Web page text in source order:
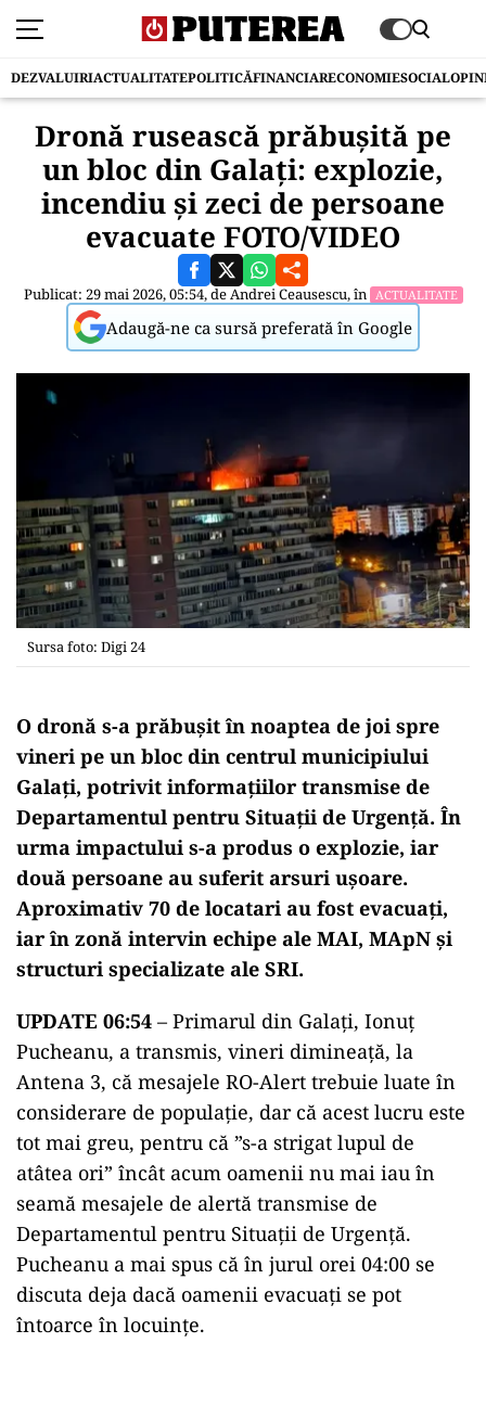
DEZVALUIRIACTUALITATEPOLITICĂFINANCIARECONOMIESOCIAL
Dronă rusească prăbușită pe
un bloc din Galați: explozie,
incendiu și zeci de persoane
evacuate FOTO/VIDEO
Publicat: 29 mai 2026, 05:54, deAndrei Ceausescu, în ACTUALITATE
Adaugă-ne ca sursă preferată în Google
Sursa foto: Digi 24
O dronă s-a prăbușit în noaptea de joi spre
vineri pe un bloc din centrul municipiului
Galați, potrivit informațiilor transmise de
Departamentul pentru Situații de Urgență. În
urma impactului s-a produs o explozie, iar
două persoane au suferit arsuri ușoare.
Aproximativ 70 de locatari au fost evacuați,
iar în zonă intervin echipe ale MAI, MApN și
structuri specializate ale SRI.
UPDATE 06:54 – Primarul din Galați, Ionuț
Pucheanu, a transmis, vineri dimineață, la
Antena 3, că mesajele RO-Alert trebuie luate în
considerare de populație, dar că acest lucru este
tot mai greu, pentru că ”s-a strigat lupul de
atâtea ori” încât acum oamenii nu mai iau în
seamă mesajele de alertă transmise de
Departamentul pentru Situații de Urgență.
Pucheanu a mai spus că în jurul orei 04:00 se
discuta deja dacă oamenii evacuați se pot
întoarce în locuințe.